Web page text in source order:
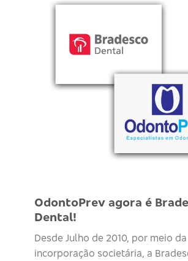
OdontoPrev agora é
Dental!
Desde Julho de 2010, por meio da
incorporação societária, a